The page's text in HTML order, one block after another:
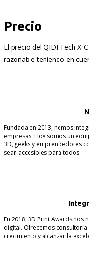
Precio
El precio del QIDI Tech X-
razonable teniendo en
Fundada en 2013, hemos
empresas. Hoy somos un
3D, geeks y emprendedores
sean accesibles para todos.
En 2018, 3D Print Awards
digital. Ofrecemos
crecimiento y alcanzar la